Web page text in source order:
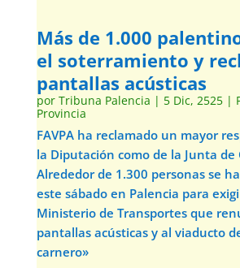
Más de 1.000
el soterramiento y
pantallas acústicas
por Tribuna Palencia | 5 Dic, 2525|
Provincia
FAVPA ha reclamado un mayor
la Diputación como de la Junta de
Alrededor de 1.300 personas se
este sábado en Palencia para
Ministerio de Transportes que
pantallas acústicas y al viaducto
carnero»